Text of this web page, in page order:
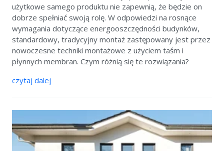
użytkowe samego produktu nie zapewnią, że będzie on
dobrze spełniać swoją rolę. W odpowiedzi na rosnące
wymagania dotyczące energooszczędności budynków,
standardowy, tradycyjny montaż zastępowany jest przez
nowoczesne techniki montażowe z użyciem taśm i
płynnych membran. Czym różnią się te rozwiązania?
czytaj dalej